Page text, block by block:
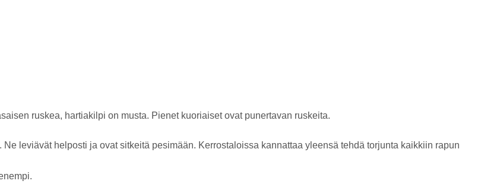
ruskea, hartiakilpi on musta. Pienet kuoriaiset ovat punertavan ruskeita.
leviävät helposti ja ovat sitkeitä pesimään. Kerrostaloissa kannattaa yleensä tehdä torjunta kaikkiin rapun